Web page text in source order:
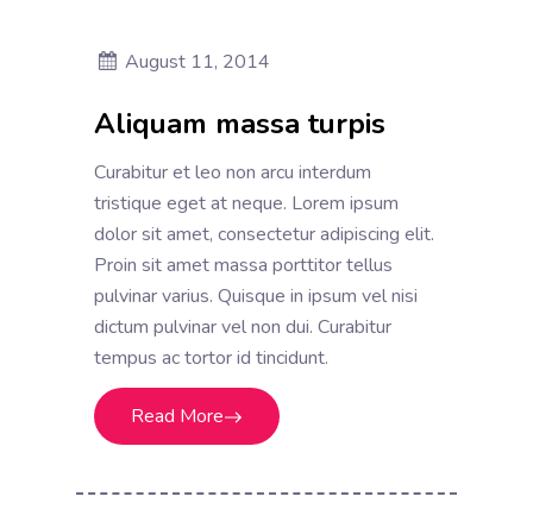
August 11, 2014
Aliquam massa turpis
Curabitur et leo non arcu interdum
tristique eget at neque. Lorem ipsum
dolor sit amet, consectetur adipiscing elit.
Proin sit amet massa porttitor tellus
pulvinar varius. Quisque in ipsum vel nisi
dictum pulvinar vel non dui. Curabitur
tempus ac tortor id tincidunt.
Read More